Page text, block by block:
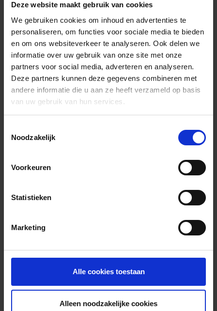
Deze website maakt gebruik van cookies
We gebruiken cookies om inhoud en advertenties te
personaliseren, om functies voor sociale media te bieden
en om ons websiteverkeer te analyseren. Ook delen we
informatie over uw gebruik van onze site met onze
partners voor social media, adverteren en analyseren.
Deze partners kunnen deze gegevens combineren met
andere informatie die u aan ze heeft verzameld op basis
van uw gebruik van hun services.
Noodzakelijk
Voorkeuren
Statistieken
Marketing
Alle cookies toestaan
Alleen noodzakelijke cookies